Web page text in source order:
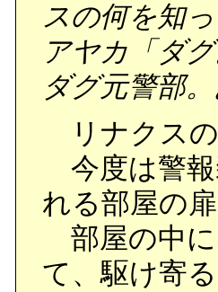
スの何を知っ
アヤカ「ダ
ダグ元警部
リナクスの
今度は警報
れる部屋の
部屋の中に
て、駆け寄